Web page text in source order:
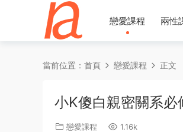
戀愛課程 兩性
當前位置： 首頁 戀愛課程 正文
小K傻白親密關系必
戀愛課程 1.16k